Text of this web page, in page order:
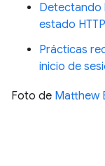
Detectando
estado HTTP
Prácticas
inicio de
Foto de Matthew